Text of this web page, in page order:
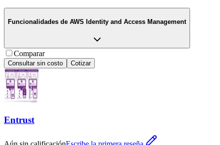
Funcionalidades de AWS Identity and Access Management
Comparar
Consultar sin costo Cotizar
Entrust